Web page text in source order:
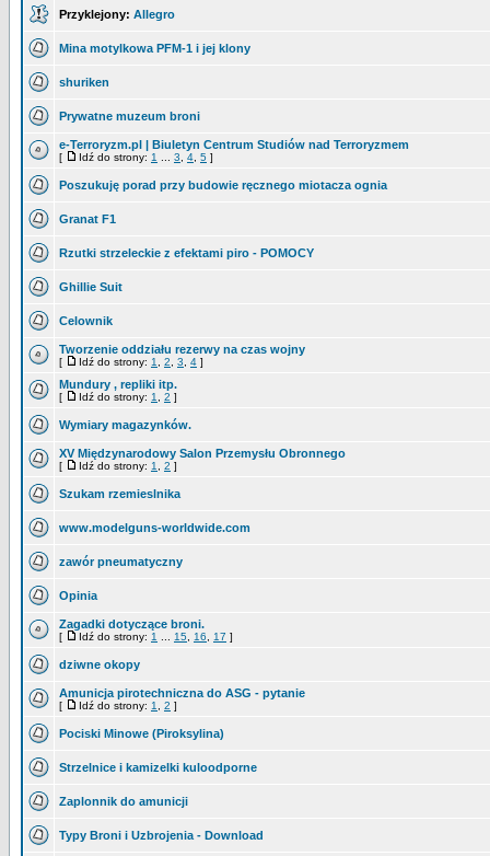
Przyklejony: Allegro
Mina motylkowa PFM-1 i jej klony
shuriken
Prywatne muzeum broni
e-Terroryzm.pl | Biuletyn Centrum Studiów nad Terroryzmem
[ Idź do strony: 1 3 4 5 ]
Poszukuję porad przy budowie ręcznego miotacza ognia
Granat F1
Rzutki strzeleckie z efektami piro - POMOCY
Ghillie Suit
Celownik
Tworzenie oddziału rezerwy na czas wojny
[ Idź do strony: 1 2 3 4 ]
Mundury , repliki itp.
[ Idź do strony: 1 2 ]
Wymiary magazynków.
XV Międzynarodowy Salon Przemysłu Obronnego
[ Idź do strony: 1 2 ]
Szukam rzemieslnika
www.modelguns-worldwide.com
zawór pneumatyczny
Opinia
Zagadki dotyczące broni.
[ Idź do strony: 1 15 16 17 ]
dziwne okopy
Amunicja pirotechniczna do ASG - pytanie
[ Idź do strony: 1 2 ]
Pociski Minowe (Piroksylina)
Strzelnice i kamizelki kuloodporne
Zaplonnik do amunicji
Typy Broni i Uzbrojenia - Download